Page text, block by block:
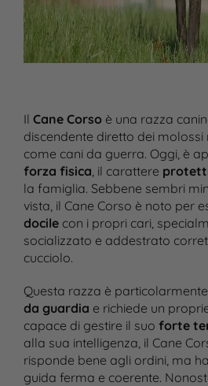
Il Cane Corsoè una razza
discendente diretto dei molossi
come cani da guerra. Oggi, è
forza fisica, il carattere
la famiglia. Sebbene sembri
vista, il Cane Corso è noto per
docilecon i propri cari,
socializzato e addestrato
cucciolo.
Questa razza è
da guardia e richiede un
capace di gestire il suo forte
alla sua intelligenza, il Cane
risponde bene agli ordini, ma
guida ferma e coerente.